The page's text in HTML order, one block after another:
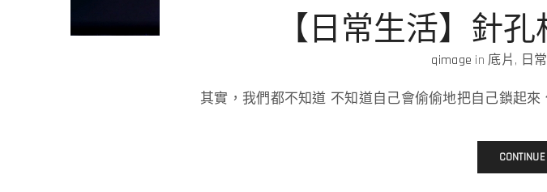
【日常生活】針孔
qimage in底片 日
其實，我們都不知道 不知道自己會偷偷地把自己鎖起來